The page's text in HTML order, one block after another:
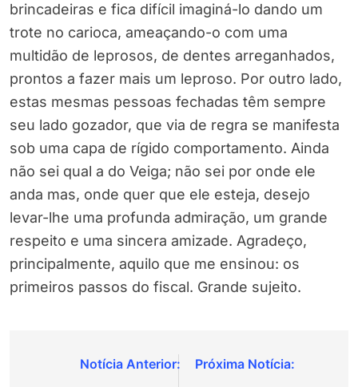
brincadeiras e fica difícil imaginá-lo dando um
trote no carioca, ameaçando-o com uma
multidão de leprosos, de dentes arreganhados,
prontos a fazer mais um leproso. Por outro lado,
estas mesmas pessoas fechadas têm sempre
seu lado gozador, que via de regra se manifesta
sob uma capa de rígido comportamento. Ainda
não sei qual a do Veiga; não sei por onde ele
anda mas, onde quer que ele esteja, desejo
levar-lhe uma profunda admiração, um grande
respeito e uma sincera amizade. Agradeço,
principalmente, aquilo que me ensinou: os
primeiros passos do fiscal. Grande sujeito.
Navegação